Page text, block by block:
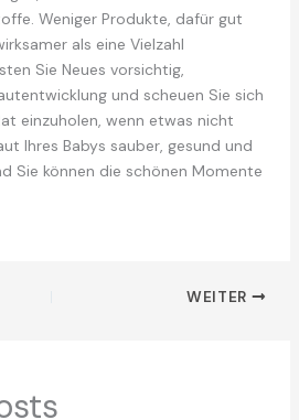
Weniger Produkte, dafür gut
als eine Vielzahl
Sie Neues vorsichtig,
und scheuen Sie sich
einzuholen, wenn etwas nicht
Ihres Babys sauber, gesund und
Sie können die schönen Momente
WEITER